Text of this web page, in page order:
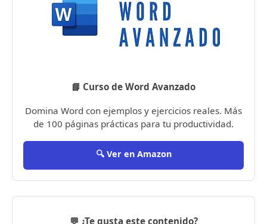
📘 Curso de Word Avanzado
Domina Word con ejemplos y ejercicios reales. Más
de 100 páginas prácticas para tu productividad.
🔍 Ver en Amazon
💬 ¿Te gusta este contenido?